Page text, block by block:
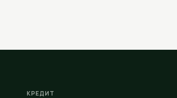
КРЕДИТ